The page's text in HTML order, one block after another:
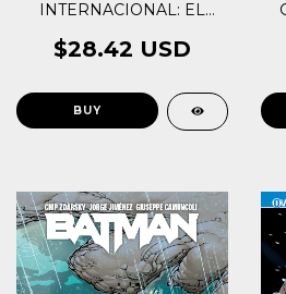
INTERNACIONAL: EL
DE MAXWELL LORD
$28.42 USD